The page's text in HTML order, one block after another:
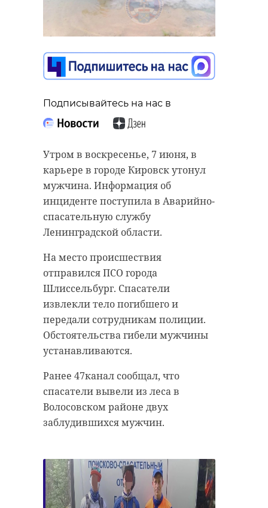
Подписывайтесь на нас в
Утром в воскресенье, 7 июня, в
карьере в городе Кировск утонул
мужчина. Информация об
инциденте поступила в Аварийно-
спасательную службу
Ленинградской области.
На место происшествия
отправился ПСО города
Шлиссельбург. Спасатели
извлекли тело погибшего и
передали сотрудникам полиции.
Обстоятельства гибели мужчины
устанавливаются.
Ранее 47канал сообщал, что
спасатели вывели из леса в
Волосовском районе двух
заблудившихся мужчин.